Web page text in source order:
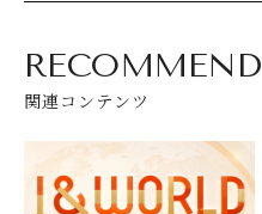
RECOMMEND
関連コンテンツ